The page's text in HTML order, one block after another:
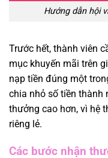
Hướng dẫn hội
Trước hết, thành viên
mục khuyến mãi trên
nạp tiền đúng một
chia nhỏ số tiền thành
thưởng cao hơn, vì hệ
riêng lẻ.
Các bước nhận